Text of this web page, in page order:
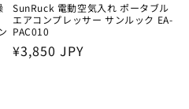
SunRuck 電動空気入れ ポータブル
エアコンプレッサー サンルック EA-
PAC010
通
¥3,850 JPY